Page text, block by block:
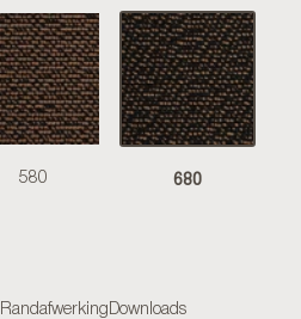
580 680
Randafwerking Downloads